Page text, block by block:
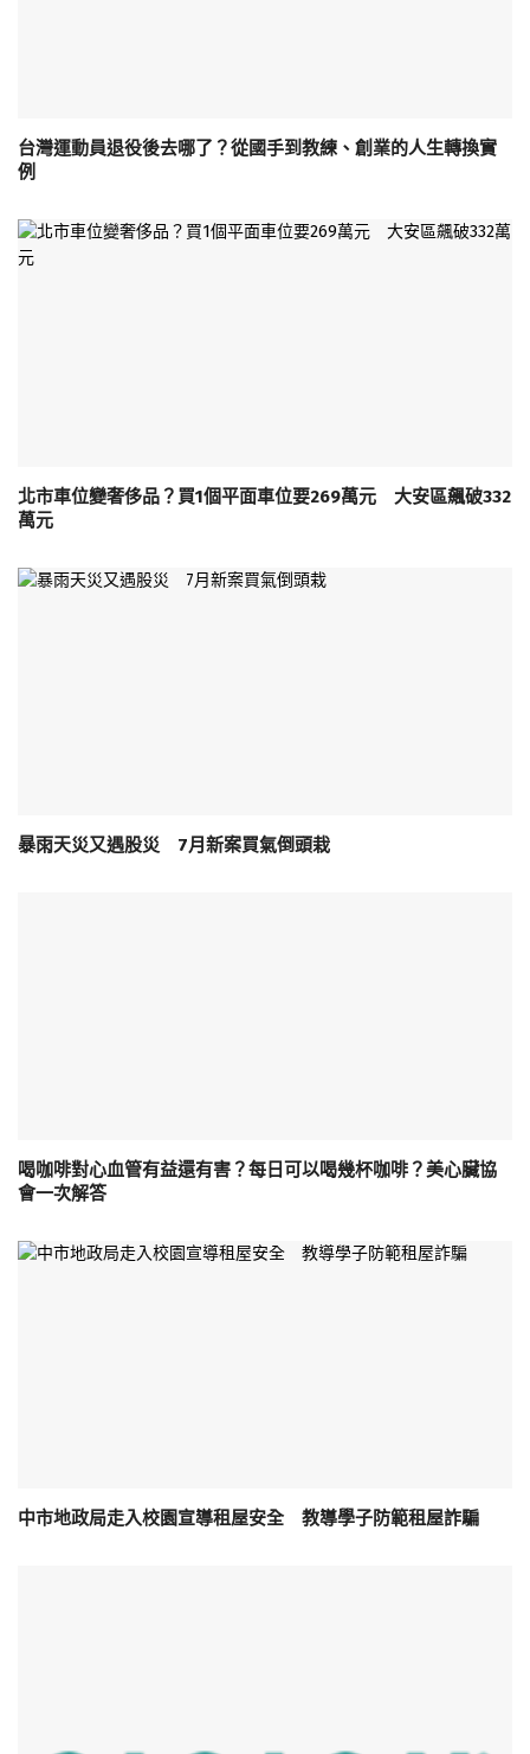
台灣運動員退役後去哪了？從國手到教練、創業的人生轉換實
例
北市車位變奢侈品？買1個平面車位要269萬元 大安區飆破332
萬元
暴雨天災又遇股災 7月新案買氣倒頭栽
喝咖啡對心血管有益還有害？每日可以喝幾杯咖啡？美心臟協
會一次解答
中市地政局走入校園宣導租屋安全 教導學子防範租屋詐騙